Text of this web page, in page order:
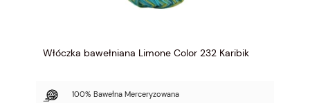
Włóczka bawełniana Limone Color 232 Karibik
100% Bawełna Merceryzowana